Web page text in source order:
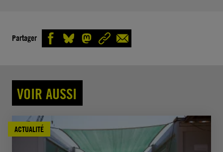
Partager
VOIR AUSSI
ACTUALITÉ